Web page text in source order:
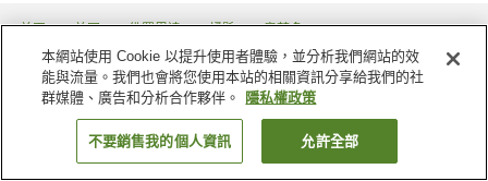
首頁 美國 佛羅里達 橘縣
奧蘭多
奧蘭多市中心希爾頓安泊飯店
找客房
本網站使用 Cookie 以提升使用者體驗，並分析我們網站的效
能與流量。我們也會將您使用本站的相關資訊分享給我們的社
群媒體、廣告和分析合作夥伴。
隱私權政策
不要銷售我的個人資訊 允許全部